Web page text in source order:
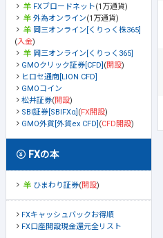
FXブロードネット(1万通貨)
外為オンライン(1万通貨)
岡三オンライン[くりっく株365]
(入金)
岡三オンライン[くりっく365]
GMOクリック証券[CFD] (開設)
ヒロセ通商[LION CFD]
GMOコイン
松井証券(開設)
SBI証券[SBIFXα] (FX開設)
GMO外貨[外貨ex CFD] (CFD開設)
FXの本
ひまわり証券(開設)
FXキャッシュバックお得順
FX口座開設現金還元全リスト